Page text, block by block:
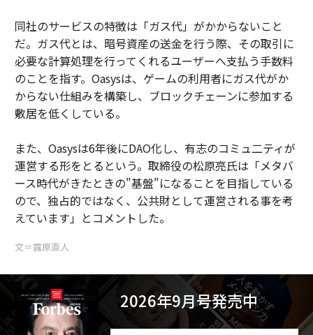
同社のサービスの特徴は「ガス代」がかからないこと
だ。ガス代とは、暗号資産の送金を行う際、その取引に
必要な計算処理を行ってくれるユーザーへ支払う手数料
のことを指す。Oasysは、ゲームの利用者にガス代がか
からない仕組みを構築し、ブロックチェーンに参加する
敷居を低くしている。
また、Oasysは6年後にDAO化し、有志のコミュ二ティが
運営する形をとるという。取締役の松原亮氏は「メタバ
ース時代がきたときの"基盤"になることを目指している
ので、独占的ではなく、公共財として運営される事を考
えています」とコメントした。
文＝露原直人
2026年9月号発売中